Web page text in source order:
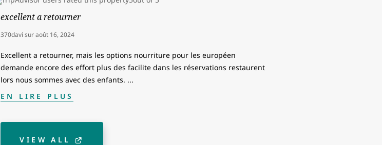
excellent a retourner
370davi suraoût 16, 2024
Excellent a retourner, mais les options nourriture pour les européen
demande encore des effort plus des facilite dans les réservations restaurent
lors nous sommes avec des enfants. ...
EN LIRE PLUS
VIEW ALL